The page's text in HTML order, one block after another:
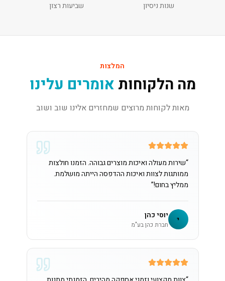
שנות ניסיון שביעות רצון
המלצות
מה הלקוחות אומרים עלינו
מאות לקוחות מרוצים שמחזרים אלינו שוב ושוב
“שירות מעולה ואיכות מוצרים גבוהה. הזמנו חולצות
ממותגות לצוות ואיכות ההדפסה הייתה מושלמת.
ממליץ בחום!”
י יוסי כהן
חברת כהן בע"מ